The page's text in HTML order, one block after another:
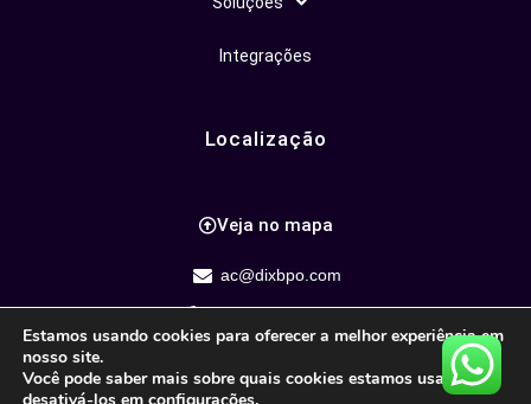
Integrações
Localização
Veja no mapa
ac@dixbpo.com
(63) 99967-2200
Estamos usando cookies para oferecer a melhor experiência em
nosso site.
Você pode saber mais sobre quais cookies estamos usando ou